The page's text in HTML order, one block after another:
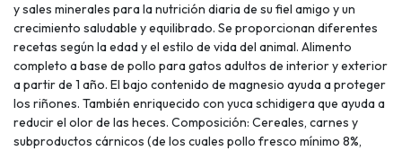
y sales minerales para la nutrición diaria de su fiel amigo y un
crecimiento saludable y equilibrado. Se proporcionan diferentes
recetas según la edad y el estilo de vida del animal. Alimento
completo a base de pollo para gatos adultos de interior y exterior
a partir de 1 año. El bajo contenido de magnesio ayuda a proteger
los riñones. También enriquecido con yuca schidigera que ayuda a
reducir el olor de las heces. Composición: Cereales, carnes y
subproductos cárnicos (de los cuales pollo fresco mínimo 8%,